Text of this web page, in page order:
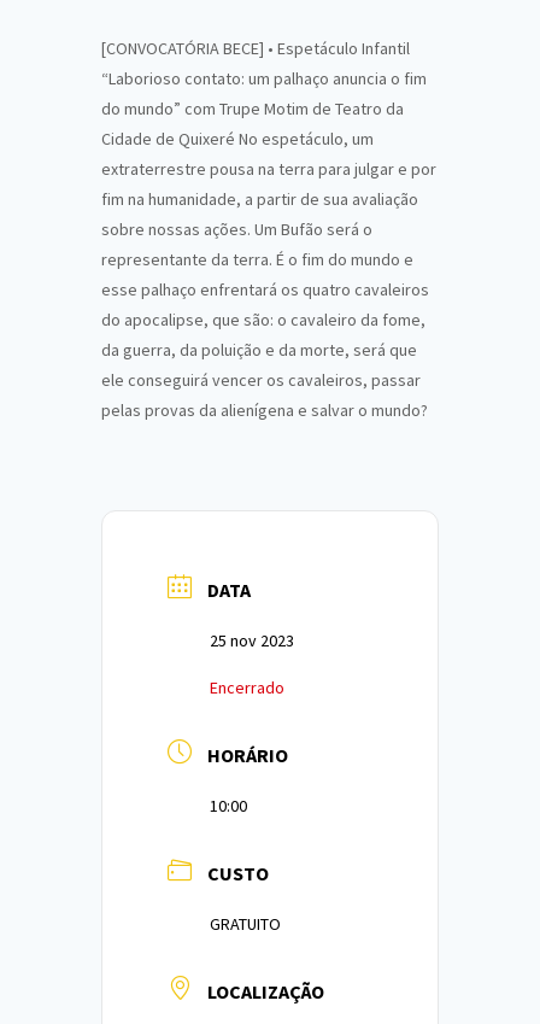
[CONVOCATÓRIA BECE] • Espetáculo Infantil
“Laborioso contato: um palhaço anuncia o fim
do mundo” com Trupe Motim de Teatro da
Cidade de Quixeré No espetáculo, um
extraterrestre pousa na terra para julgar e por
fim na humanidade, a partir de sua avaliação
sobre nossas ações. Um Bufão será o
representante da terra. É o fim do mundo e
esse palhaço enfrentará os quatro cavaleiros
do apocalipse, que são: o cavaleiro da fome,
da guerra, da poluição e da morte, será que
ele conseguirá vencer os cavaleiros, passar
pelas provas da alienígena e salvar o mundo?
DATA
25 nov 2023
Encerrado
HORÁRIO
10:00
CUSTO
GRATUITO
LOCALIZAÇÃO